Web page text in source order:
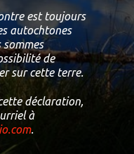
est toujours
autochtones
de
sur cette terre.
déclaration,
à
.